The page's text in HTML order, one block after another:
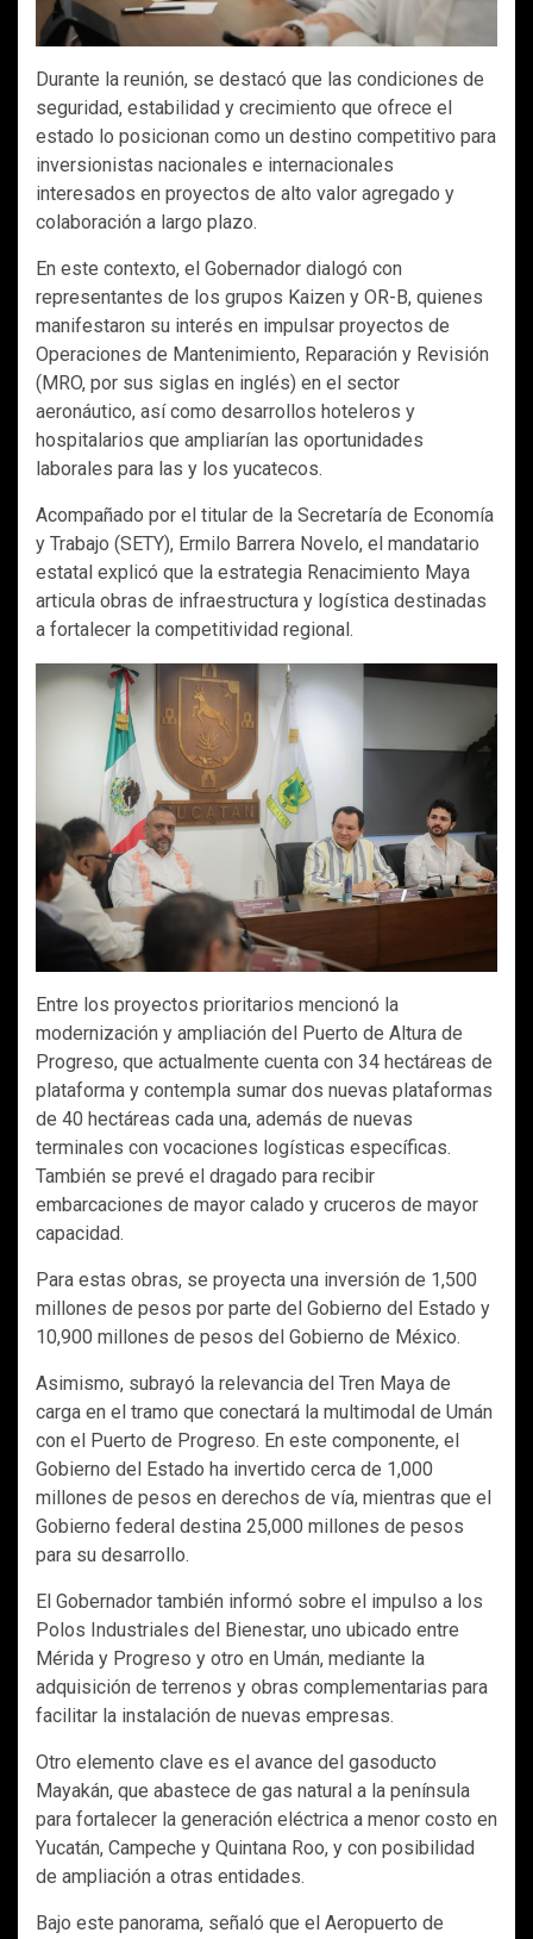
Durante la reunión, se destacó que las condiciones de
seguridad, estabilidad y crecimiento que ofrece el
estado lo posicionan como un destino competitivo para
inversionistas nacionales e internacionales
interesados en proyectos de alto valor agregado y
colaboración a largo plazo.
En este contexto, el Gobernador dialogó con
representantes de los grupos Kaizen y OR-B, quienes
manifestaron su interés en impulsar proyectos de
Operaciones de Mantenimiento, Reparación y Revisión
(MRO, por sus siglas en inglés) en el sector
aeronáutico, así como desarrollos hoteleros y
hospitalarios que ampliarían las oportunidades
laborales para las y los yucatecos.
Acompañado por el titular de la Secretaría de Economía
y Trabajo (SETY), Ermilo Barrera Novelo, el mandatario
estatal explicó que la estrategia Renacimiento Maya
articula obras de infraestructura y logística destinadas
a fortalecer la competitividad regional.
Entre los proyectos prioritarios mencionó la
modernización y ampliación del Puerto de Altura de
Progreso, que actualmente cuenta con 34 hectáreas de
plataforma y contempla sumar dos nuevas plataformas
de 40 hectáreas cada una, además de nuevas
terminales con vocaciones logísticas específicas.
También se prevé el dragado para recibir
embarcaciones de mayor calado y cruceros de mayor
capacidad.
Para estas obras, se proyecta una inversión de 1,500
millones de pesos por parte del Gobierno del Estado y
10,900 millones de pesos del Gobierno de México.
Asimismo, subrayó la relevancia del Tren Maya de
carga en el tramo que conectará la multimodal de Umán
con el Puerto de Progreso. En este componente, el
Gobierno del Estado ha invertido cerca de 1,000
millones de pesos en derechos de vía, mientras que el
Gobierno federal destina 25,000 millones de pesos
para su desarrollo.
El Gobernador también informó sobre el impulso a los
Polos Industriales del Bienestar, uno ubicado entre
Mérida y Progreso y otro en Umán, mediante la
adquisición de terrenos y obras complementarias para
facilitar la instalación de nuevas empresas.
Otro elemento clave es el avance del gasoducto
Mayakán, que abastece de gas natural a la península
para fortalecer la generación eléctrica a menor costo en
Yucatán, Campeche y Quintana Roo, y con posibilidad
de ampliación a otras entidades.
Bajo este panorama, señaló que el Aeropuerto de